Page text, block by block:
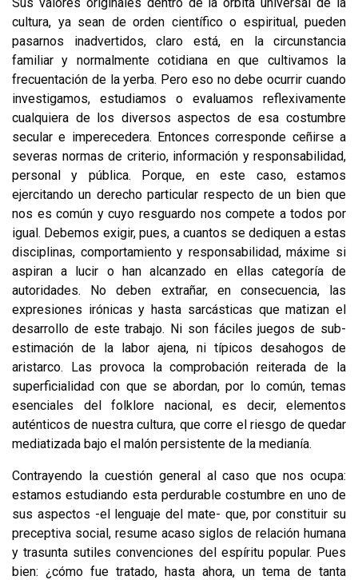
cultu­ra, ya sean de orden científico o espiritual, pueden
pasarnos inadvertidos, claro está, en la circunstancia
familiar y normalmente cotidiana en que cultivamos la
frecuentación de la yerba. Pero eso no debe ocurrir cuando
investigamos, estu­diamos o evaluamos reflexivamente
cualquiera de los diversos aspectos de esa costumbre
secular e imperecedera. Entonces corresponde ceñirse a
severas nor­mas de criterio, información y responsabilidad,
personal y pública. Porque, en este caso, estamos
ejercitando un derecho particular respecto de un bien que
nos es común y cuyo resguardo nos compete a todos por
igual. Debemos exigir, pues, a cuantos se dediquen a estas
disciplinas, comportamiento y responsabili­dad, máxime si
aspiran a lucir o han alcanzado en ellas categoría de
autorida­des. No deben extrañar, en consecuencia, las
expresiones irónicas y hasta sar­cásticas que matizan el
desarrollo de este trabajo. Ni son fáciles juegos de sub­
estimación de la labor ajena, ni típicos desahogos de
aristarco. Las provoca la comprobación reiterada de la
superficialidad con que se abordan, por lo co­mún, temas
esenciales del folklore nacional, es decir, elementos
auténticos de nuestra cultura, que corre el riesgo de quedar
mediatizada bajo el malón persis­tente de la medianía.
Contrayendo la cuestión general al caso que nos ocupa:
estamos estudiando esta perdurable costumbre en uno de
sus aspectos -el lenguaje del mate- que, por constituir su
preceptiva social, resume acaso siglos de relación humana
y trasunta sutiles convenciones del espíritu popular. Pues
bien: ¿cómo fue tratado, hasta ahora, un tema de tanta